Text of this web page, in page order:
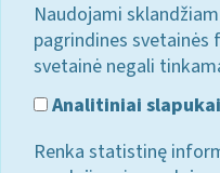
Naudojami
pagrindines svetainės
svetainė negali
Analitiniai slapukai
Renka statistinę